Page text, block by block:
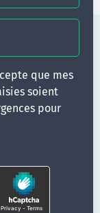
que mes
soient
pour